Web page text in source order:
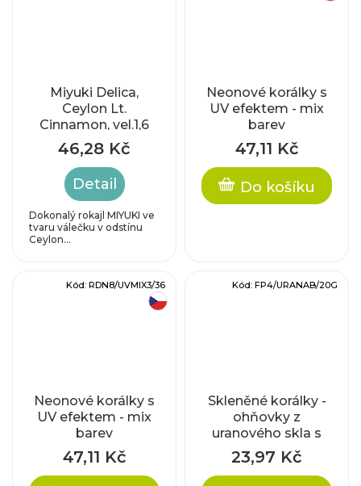
Miyuki Delica,
Ceylon Lt.
Cinnamon, vel.1,6
mm, průtah 0,8
mm
46,28 Kč
Detail
Dokonalý rokajl MIYUKI ve
tvaru válečku v odstínu
Ceylon...
Neonové korálky s
UV efektem - mix
barev
47,11 Kč
Do košíku
Neonové korálky s
UV efektem - mix
barev
47,11 Kč
Kód: RDN8/UVMIX3/36
Skleněné korálky -
ohňovky z
uranového skla s
AB pokovem
23,97 Kč
Kód: FP4/URANAB/20G